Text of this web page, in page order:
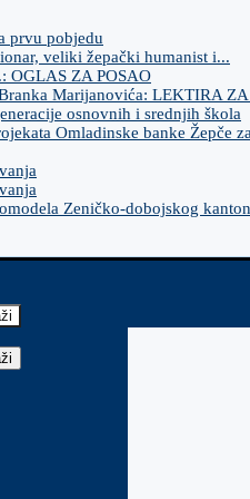
prvu pobjedu
veliki žepački humanist i...
OGLAS ZA POSAO
Marijanovića: LEKTIRA
osnovnih i srednjih škola
Omladinske banke Žepče
Zeničko-dobojskog